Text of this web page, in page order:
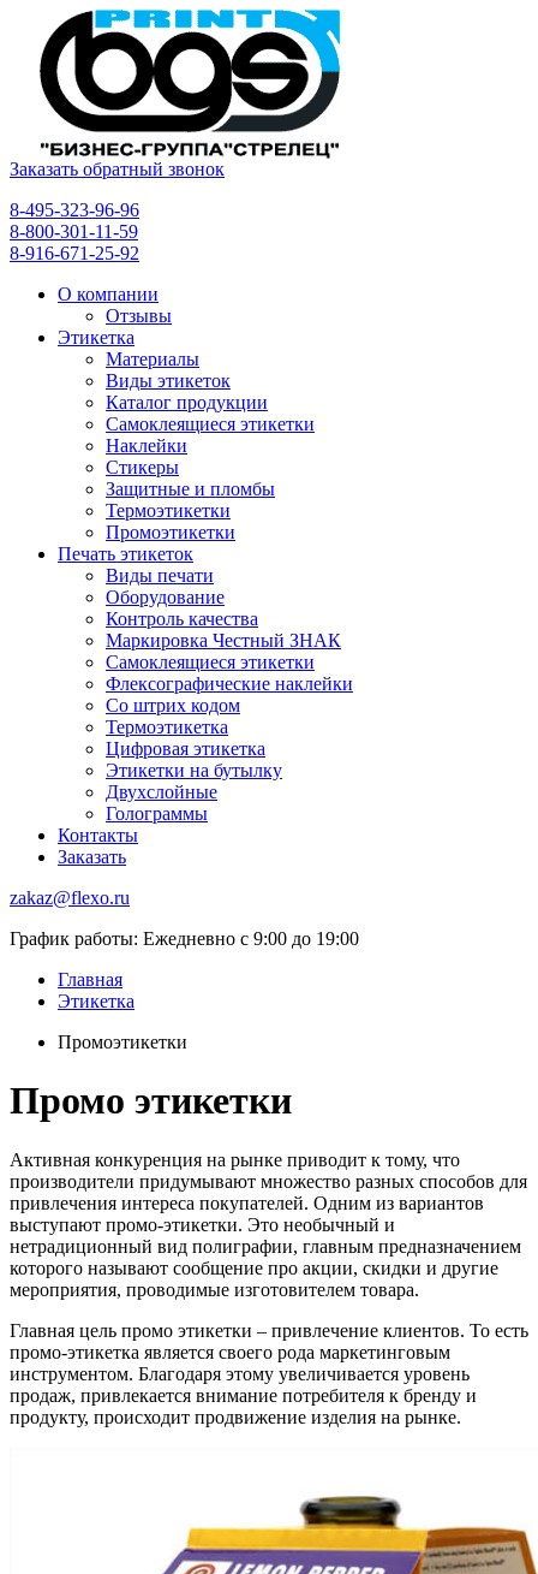
Заказать обратный звонок
8-495-323-96-96
8-800-301-11-59
8-916-671-25-92
О компании
Отзывы
Этикетка
Материалы
Виды этикеток
Каталог продукции
Самоклеящиеся этикетки
Наклейки
Стикеры
Защитные и пломбы
Термоэтикетки
Промоэтикетки
Печать этикеток
Виды печати
Оборудование
Контроль качества
Маркировка Честный ЗНАК
Самоклеящиеся этикетки
Флексографические наклейки
Со штрих кодом
Термоэтикетка
Цифровая этикетка
Этикетки на бутылку
Двухслойные
Голограммы
Контакты
Заказать
zakaz@flexo.ru
График работы: Ежедневно с 9:00 до 19:00
Главная
Этикетка
Промоэтикетки
Промо этикетки
Активная конкуренция на рынке приводит к тому, что
производители придумывают множество разных способов для
привлечения интереса покупателей. Одним из вариантов
выступают промо-этикетки. Это необычный и
нетрадиционный вид полиграфии, главным предназначением
которого называют сообщение про акции, скидки и другие
мероприятия, проводимые изготовителем товара.
Главная цель промо этикетки – привлечение клиентов. То есть
промо-этикетка является своего рода маркетинговым
инструментом. Благодаря этому увеличивается уровень
продаж, привлекается внимание потребителя к бренду и
продукту, происходит продвижение изделия на рынке.